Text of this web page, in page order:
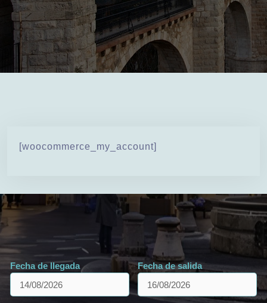
[woocommerce_my_account]
Fecha de llegada Fecha de salida